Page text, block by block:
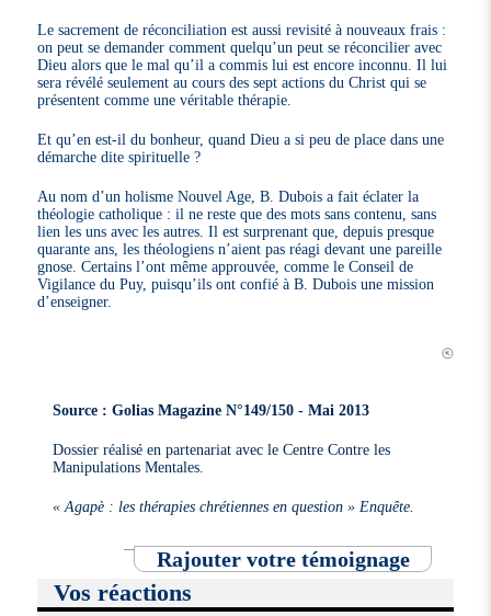
Le sacrement de réconciliation est aussi revisité à nouveaux frais :
on peut se demander comment quelqu’un peut se réconcilier avec
Dieu alors que le mal qu’il a commis lui est encore inconnu. Il lui
sera révélé seulement au cours des sept actions du Christ qui se
présentent comme une véritable thérapie.
Et qu’en est-il du bonheur, quand Dieu a si peu de place dans une
démarche dite spirituelle ?
Au nom d’un holisme Nouvel Age, B. Dubois a fait éclater la
théologie catholique : il ne reste que des mots sans contenu, sans
lien les uns avec les autres. Il est surprenant que, depuis presque
quarante ans, les théologiens n’aient pas réagi devant une pareille
gnose. Certains l’ont même approuvée, comme le Conseil de
Vigilance du Puy, puisqu’ils ont confié à B. Dubois une mission
d’enseigner.
Source : Golias Magazine N°149/150 - Mai 2013
Dossier réalisé en partenariat avec le Centre Contre les
Manipulations Mentales.
« Agapè : les thérapies chrétiennes en question » Enquête.
Rajouter votre témoignage
Vos réactions